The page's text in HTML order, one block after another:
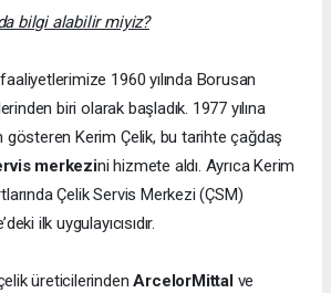
bilgi alabilir miyiz?
1960 yılında Borusan
biri olarak başladık. 1977 yılına
gösteren Kerim Çelik, bu tarihte çağdaş
merkezini hizmete aldı. Ayrıca Kerim
Çelik Servis Merkezi (ÇSM)
ilk uygulayıcısıdır.
üreticilerindenArcelorMittalve